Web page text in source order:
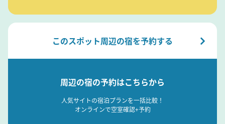
このスポット周辺の宿を予約する
周辺の宿の予約はこちらから
人気サイトの宿泊プランを一括比較！
オンラインで空室確認+予約